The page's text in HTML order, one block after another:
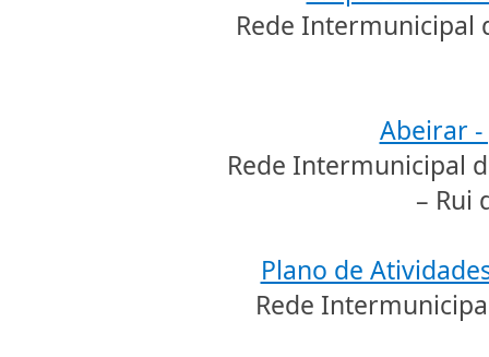
Rede Intermunicipal
Abeirar
Rede Intermunicipal
– Rui
Plano de
Rede